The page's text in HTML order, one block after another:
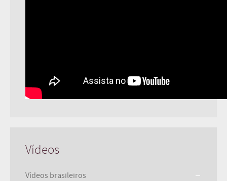
Vídeos
Vídeos brasileiros